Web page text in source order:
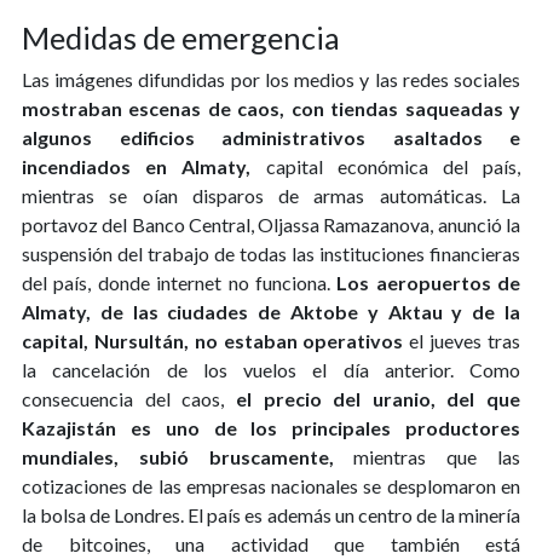
Medidas de emergencia
Las imágenes difundidas por los medios y las redes sociales
mostraban escenas de caos, con tiendas saqueadas y
algunos edificios administrativos asaltados e
incendiados en Almaty, capital económica del país,
mientras se oían disparos de armas automáticas. La
portavoz del Banco Central, Oljassa Ramazanova, anunció la
suspensión del trabajo de todas las instituciones financieras
del país, donde internet no funciona. Los aeropuertos de
Almaty, de las ciudades de Aktobe y Aktau y de la
capital, Nursultán, no estaban operativos el jueves tras
la cancelación de los vuelos el día anterior. Como
consecuencia del caos, el precio del uranio, del que
Kazajistán es uno de los principales productores
mundiales, subió bruscamente, mientras que las
cotizaciones de las empresas nacionales se desplomaron en
la bolsa de Londres. El país es además un centro de la minería
de bitcoines, una actividad que también está